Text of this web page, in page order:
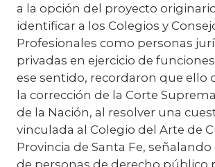
a la opción del proyecto
identificar a los Colegios y
Profesionales como personas
privadas en ejercicio de
ese sentido, recordaron que ello
la corrección de la Corte
de la Nación, al resolver una
vinculada al Colegio del Arte de
Provincia de Santa Fe,
de personas de derecho público